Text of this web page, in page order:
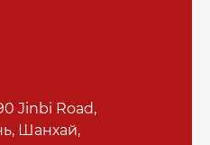
Jinbi Road,
Шанхай,